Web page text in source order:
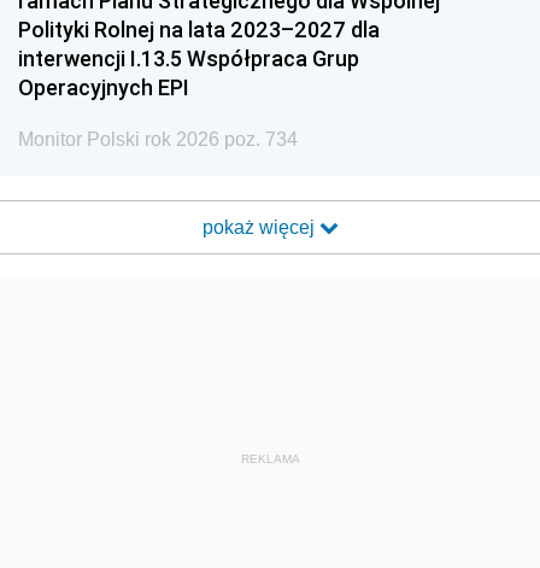
Polityki Rolnej na lata 2023–2027 dla
interwencji I.13.5 Współpraca Grup
Operacyjnych EPI
Monitor Polski rok 2026 poz. 734
pokaż więcej
REKLAMA